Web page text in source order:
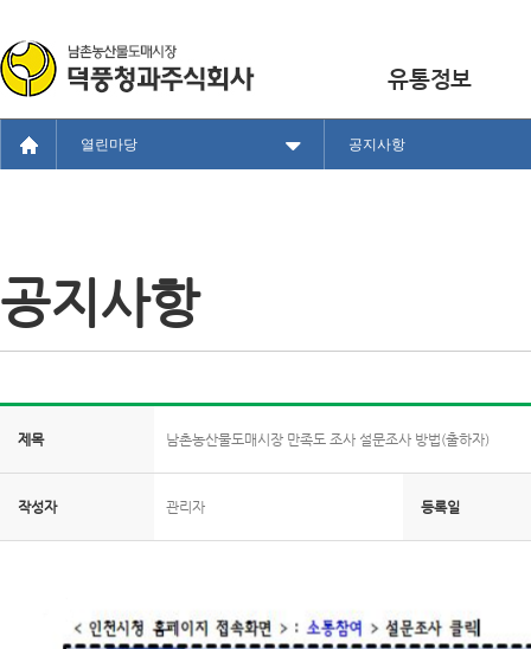
유통정보
열린마당 공지사항
공지사항
제목 남촌농산물도매시장 만족도 조사 설문조사 방법(출하자)
작성자 관리자 등록일